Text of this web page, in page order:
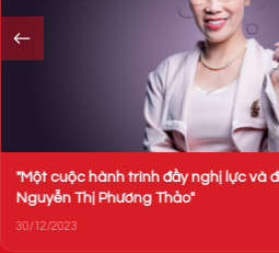
"Một cuộc hành trình đầy nghị lực và
Nguyễn Thị Phương Thảo"
30/12/2023